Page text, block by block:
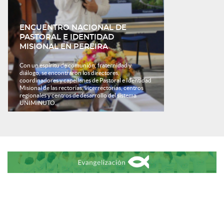
ENCUENTRO NACIONAL DE
PASTORAL E IDENTIDAD
MISIONAL EN PEREIRA
Con un espíritu de comunión, fraternidad y
diálogo, se encontraron los directores,
coordinadores y capellanes de Pastoral e Identidad
Misional de las rectorías, vicerrectorías, centros
regionales y centros de desarrollo del sistema
UNIMINUTO.